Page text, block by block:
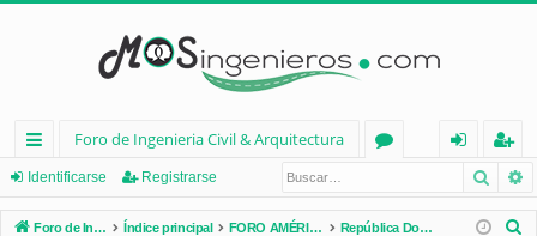
nl
ac
Foro de Ingenieria Civil & Arquitectura
os
nt
eg
ist
Identificarse Registrarse
Foro de Ingenieria Civil & Arquitectura Índice principal FORO AMÉRICA LATINA República Dominicana